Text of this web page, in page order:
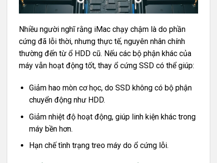
Nhiều người nghĩ rằng iMac chạy chậm là do phần
cứng đã lỗi thời, nhưng thực tế, nguyên nhân chính
thường đến từ ổ HDD cũ. Nếu các bộ phận khác của
máy vẫn hoạt động tốt, thay ổ cứng SSD có thể giúp:
Giảm hao mòn cơ học, do SSD không có bộ phận
chuyển động như HDD.
Giảm nhiệt độ hoạt động, giúp linh kiện khác trong
máy bền hơn.
Hạn chế tình trạng treo máy do ổ cứng lỗi.